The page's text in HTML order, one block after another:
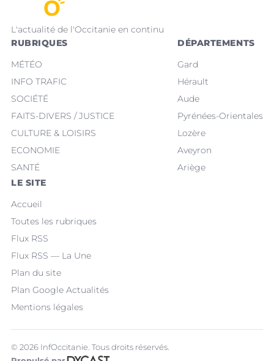
L'actualité de l'Occitanie en continu
RUBRIQUES
MÉTÉO
INFO TRAFIC
SOCIÉTÉ
FAITS-DIVERS / JUSTICE
CULTURE & LOISIRS
ECONOMIE
SANTÉ
DÉPARTEMENTS
Gard
Hérault
Aude
Pyrénées-Orientales
Lozère
Aveyron
Ariège
LE SITE
Accueil
Toutes les rubriques
Flux RSS
Flux RSS — La Une
Plan du site
Plan Google Actualités
Mentions légales
© 2026 InfOccitanie. Tous droits réservés.